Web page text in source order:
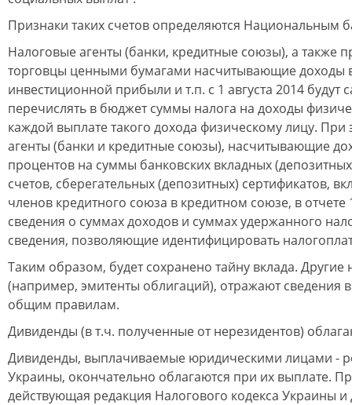
Признаки таких счетов определяются Национальным
Налоговые агенты (банки, кредитные союзы), а также
торговцы ценными бумагами насчитывающие доходы
инвестиционной прибыли и т.п. с 1 августа 2014 будут
перечислять в бюджет суммы налога на доходы
каждой выплате такого дохода физическому лицу. При
агенты (банки и кредитные союзы), насчитывающие
процентов на суммы банковских вкладных
счетов, сберегательных (депозитных) сертификатов,
членов кредитного союза в кредитном союзе, в
сведения о суммах доходов и суммах удержанного
сведения, позволяющие идентифицировать
Таким образом, будет сохранено тайну вклада. Другие
(например, эмитенты облигаций), отражают сведения
общим правилам.
Дивиденды (в т.ч. полученные от нерезидентов)
Дивиденды, выплачиваемые юридическими лицами -
Украины, окончательно облагаются при их выплате.
действующая редакция Налогового кодекса Украины и